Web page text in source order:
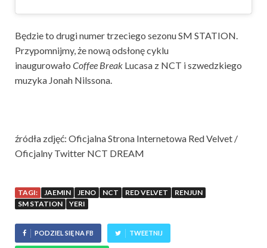
Będzie to drugi numer trzeciego sezonu SM STATION.
Przypomnijmy, że nową odsłonę cyklu
inaugurowało Coffee Break Lucasa z NCT i szwedzkiego
muzyka Jonah Nilssona.
źródła zdjęć: Oficjalna Strona Internetowa Red Velvet /
Oficjalny Twitter NCT DREAM
TAGI: JAEMIN JENO NCT RED VELVET
RENJUN
SM STATION
YERI
PODZIEL SIĘ NA FB TWEETNIJ